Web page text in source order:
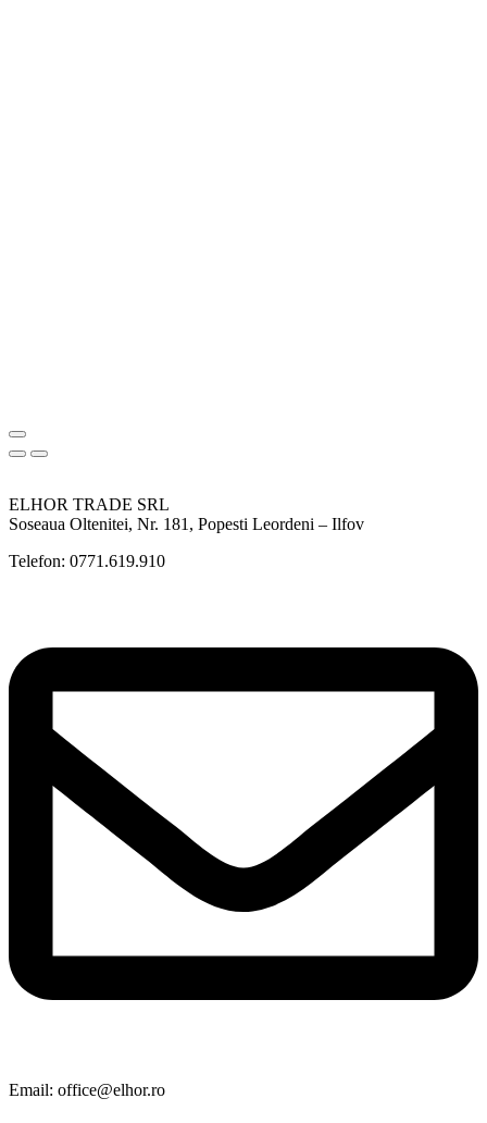
ELHOR TRADE SRL
Soseaua Oltenitei, Nr. 181, Popesti Leordeni – Ilfov
Telefon: 0771.619.910
Email: office@elhor.ro